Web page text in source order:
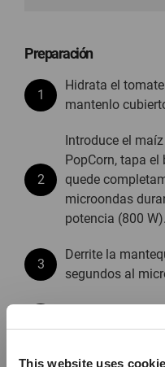
This website uses
Preparación
Hidrata el
mantenlo
Introduce el
PopCorn, tapa
quede
microondas
potencia (800 W).
Derrite la
segundos al
palomitas.